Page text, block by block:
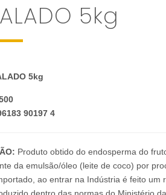
5kg
5kg
90197 4
Produto obtido do endosperma do
da emulsão/óleo (leite de coco) por
ao entrar na Indústria é feito